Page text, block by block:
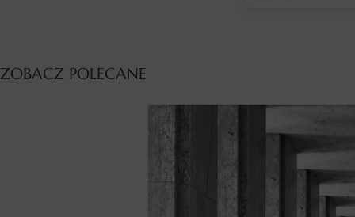
ZOBACZ POLECANE